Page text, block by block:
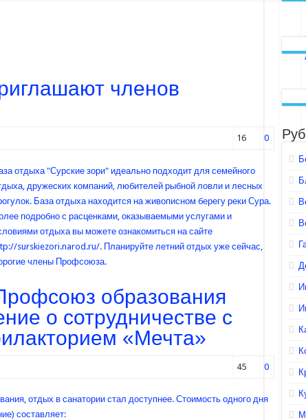
членов
16 0
отдыха "Сурские зори" идеально подходит для семейного
дружеских компаний, любителей рыбной ловли и лесных
База отдыха находится на живописном берегу реки Сура.
подробно с расценками, оказываемыми услугами и
отдыха вы можете ознакомиться на сайте
surskiezori.narod.ru/. Планируйте летнийотдых уже сейчас,
члены Профсоюза.
образования
о сотрудничестве с
«Мечта»
45 0
отдых в санатории стал доступнее. Стоимость одного дня
составляет: